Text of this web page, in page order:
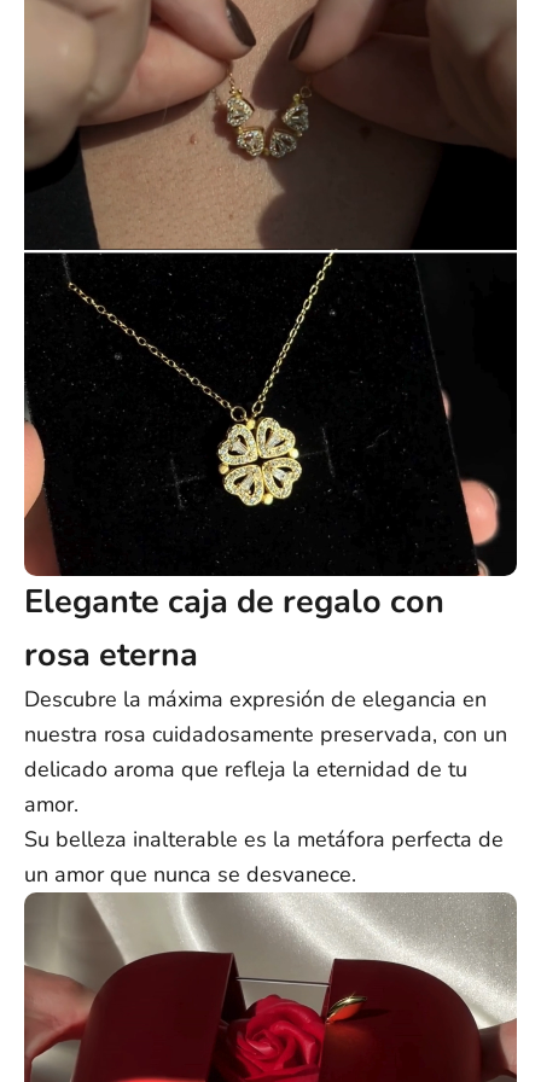
pueden variar debido a factores externos. No se pueden
garantizar las fechas exactas de entrega.
Si tienes alguna otra pregunta, escríbenos a support@ziella.co y
nuestro equipo te responderá lo antes posible.
Elegante caja de regalo con
rosa eterna
Descubre la máxima expresión de elegancia en
nuestra rosa cuidadosamente preservada, con un
delicado aroma que refleja la eternidad de tu
amor.
Su belleza inalterable es la metáfora perfecta de
un amor que nunca se desvanece.